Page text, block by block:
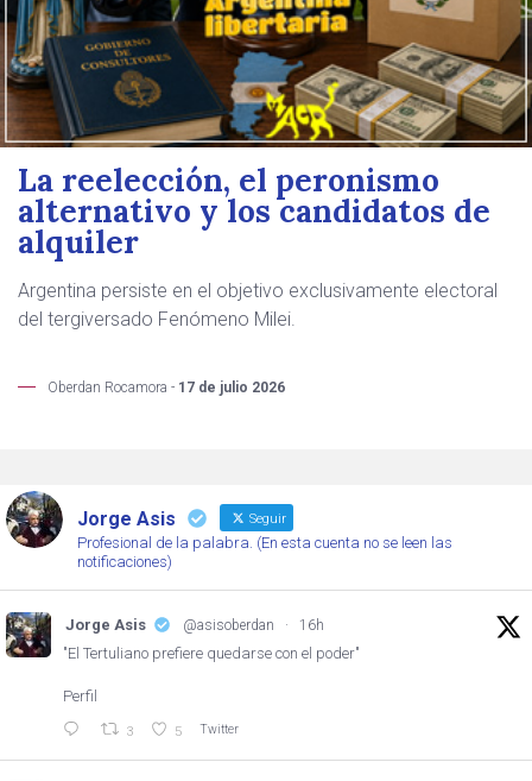
La reelección, el peronismo
alternativo y los candidatos de
alquiler
Argentina persiste en el objetivo exclusivamente electoral
del tergiversado Fenómeno Milei.
Oberdan Rocamora - 17 de julio 2026
Jorge Asis Seguir
Profesional de la palabra. (En esta cuenta no se leen las
notificaciones)
Jorge Asis @asisoberdan · 16h
"El Tertuliano prefiere quedarse con el poder"
Perfil
3 5 Twitter